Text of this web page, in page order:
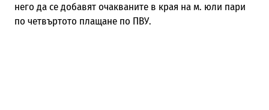
него да се добавят очакваните в края на м. юли пари
по четвъртото плащане по ПВУ.